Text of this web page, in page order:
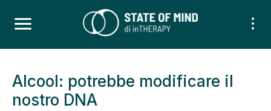
Alcool: potrebbe modificare il
nostro DNA